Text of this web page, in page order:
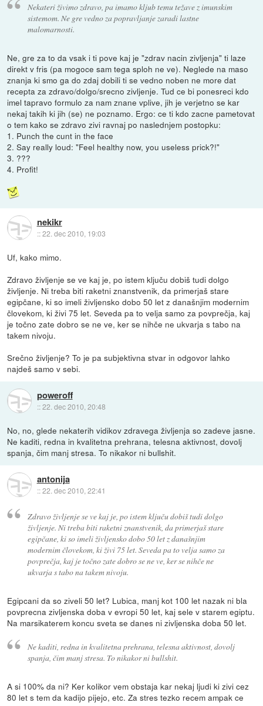
Nekateri živimo zdravo, pa imamo kljub temu težave z imunskim
sistemom. Ne gre vedno za popravljanje zaradi lastne
malomarnosti.
Ne, gre za to da vsak i ti pove kaj je "zdrav nacin zivljenja" ti laze
direkt v fris (pa mogoce sam tega sploh ne ve). Neglede na maso
znanja ki smo ga do zdaj dobili ti se vedno noben ne more dat
recepta za zdravo/dolgo/srecno zivljenje. Tud ce bi ponesreci kdo
imel tapravo formulo za nam znane vplive, jih je verjetno se kar
nekaj takih ki jih (se) ne poznamo. Ergo: ce ti kdo zacne pametovat
o tem kako se zdravo zivi ravnaj po naslednjem postopku:
1. Punch the cunt in the face
2. Say really loud: "Feel healthy now, you useless prick?!"
3. ???
4. Profit!
nekikr
::22. dec 2010, 19:03
Uf, kako mimo.
Zdravo življenje se ve kaj je, po istem ključu dobiš tudi dolgo
življenje. Ni treba biti raketni znanstvenik, da primerjaš stare
egipčane, ki so imeli življensko dobo 50 let z današnjim modernim
človekom, ki živi 75 let. Seveda pa to velja samo za povprečja, kaj
je točno zate dobro se ne ve, ker se nihče ne ukvarja s tabo na
takem nivoju.
Srečno življenje? To je pa subjektivna stvar in odgovor lahko
najdeš samo v sebi.
poweroff
::22. dec 2010, 20:48
No, no, glede nekaterih vidikov zdravega življenja so zadeve jasne.
Ne kaditi, redna in kvalitetna prehrana, telesna aktivnost, dovolj
spanja, čim manj stresa. To nikakor ni bullshit.
antonija
::22. dec 2010, 22:41
Zdravo življenje se ve kaj je, po istem ključu dobiš tudi dolgo
življenje. Ni treba biti raketni znanstvenik, da primerjaš stare
egipčane, ki so imeli življensko dobo 50 let z današnjim
modernim človekom, ki živi 75 let. Seveda pa to velja samo za
povprečja, kaj je točno zate dobro se ne ve, ker se nihče ne
ukvarja s tabo na takem nivoju.
Egipcani da so ziveli 50 let? Lubica, manj kot 100 let nazak ni bla
povprecna zivljenska doba v evropi 50 let, kaj sele v starem egiptu.
Na marsikaterem koncu sveta se danes ni zivljenska doba 50 let.
Ne kaditi, redna in kvalitetna prehrana, telesna aktivnost, dovolj
spanja, čim manj stresa. To nikakor ni bullshit.
A si 100% da ni? Ker kolikor vem obstaja kar nekaj ljudi ki zivi cez
80 let s tem da kadijo pijejo, etc. Za stres tezko recem ampak ce